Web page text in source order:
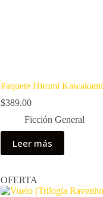
Paquete Hiromi Kawakami
$389.00
Ficción General
Leer más
OFERTA